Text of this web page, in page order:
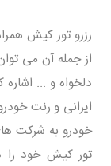
رزرو تور کیش
از جمله آن می
دلخواه و ...
ایرانی و رنت
خودرو به شرکت
تور کیش خود را